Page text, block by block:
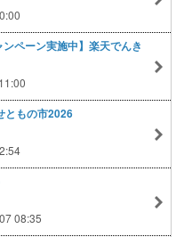
ペーン実施中】楽天でんき
ともの市2026
08:35